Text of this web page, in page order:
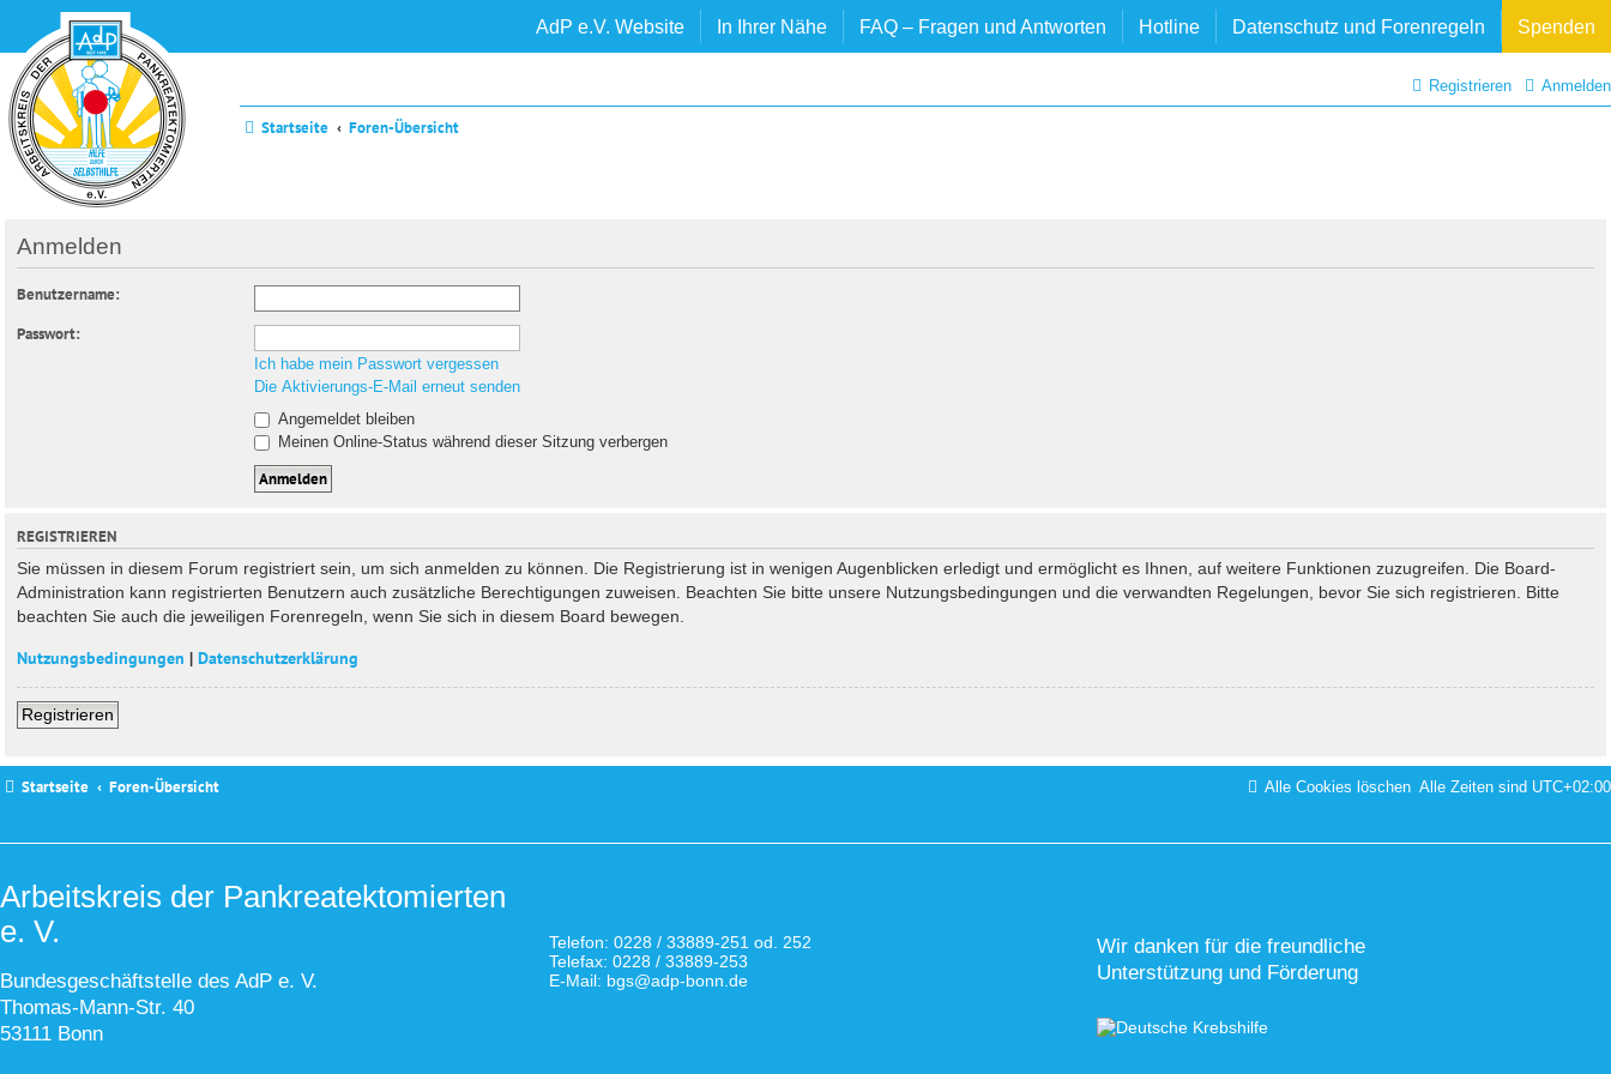
AdP e.V. Website In Ihrer Nähe FAQ – Fragen und Antworten Hotline Datenschutz und Forenregeln Spenden
Anmelden
Registrieren
Startseite Foren-Übersicht
Anmelden
Benutzername:
Passwort:
Ich habe mein Passwort vergessen
Die Aktivierungs-E-Mail erneut senden
Angemeldet bleiben
Meinen Online-Status während dieser Sitzung verbergen
REGISTRIEREN
Sie müssen in diesem Forum registriert sein, um sich anmelden zu können. Die Registrierung ist in wenigen Augenblicken erledigt und ermöglicht es Ihnen, auf weitere Funktionen zuzugreifen. Die Board-
Administration kann registrierten Benutzern auch zusätzliche Berechtigungen zuweisen. Beachten Sie bitte unsere Nutzungsbedingungen und die verwandten Regelungen, bevor Sie sich registrieren. Bitte
beachten Sie auch die jeweiligen Forenregeln, wenn Sie sich in diesem Board bewegen.
Nutzungsbedingungen | Datenschutzerklärung
Registrieren
Startseite Foren-Übersicht Alle Zeiten sind UTC+02:00
Alle Cookies löschen
Arbeitskreis der Pankreatektomierten
e. V.
Bundesgeschäftstelle des AdP e. V.
Thomas-Mann-Str. 40
53111 Bonn
Telefon: 0228 / 33889-251 od. 252
Telefax: 0228 / 33889-253
E-Mail: bgs@adp-bonn.de
Wir danken für die freundliche
Unterstützung und Förderung